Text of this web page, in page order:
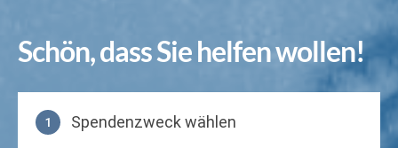
Schön, dass Sie helfen wollen!
1 Spendenzweck wählen